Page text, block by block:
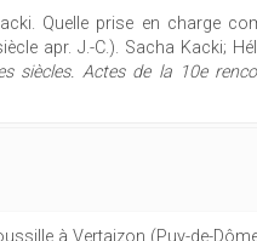
Quelle prise en charge
apr. J.-C.). Sacha Kacki;
Actes de la 10e
à Vertaizon (Puy-de-